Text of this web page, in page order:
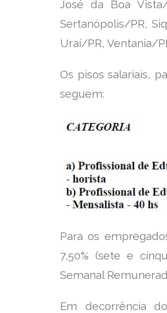
José da Boa
Sertanópolis/PR,
Uraí/PR, Ventania/
Os pisos salariais,
seguem:
Para os
7,50% (sete e
Semanal
Em decorrência